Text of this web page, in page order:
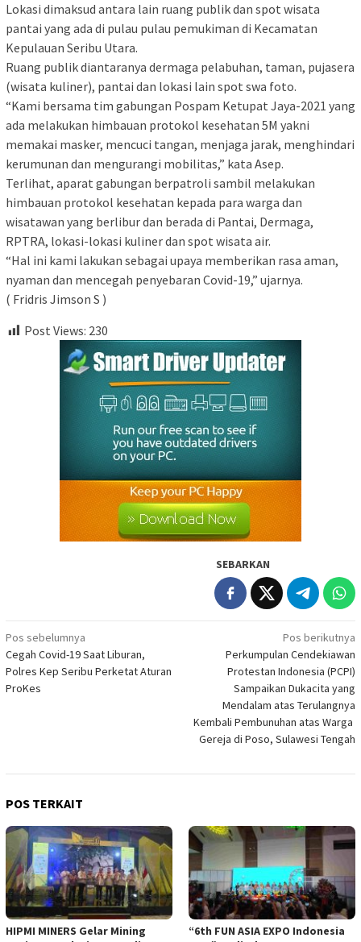
Lokasi dimaksud antara lain ruang publik dan spot wisata
pantai yang ada di pulau pulau pemukiman di Kecamatan
Kepulauan Seribu Utara.
Ruang publik diantaranya dermaga pelabuhan, taman, pujasera
(wisata kuliner), pantai dan lokasi lain spot swa foto.
“Kami bersama tim gabungan Pospam Ketupat Jaya-2021 yang
ada melakukan himbauan protokol kesehatan 5M yakni
memakai masker, mencuci tangan, menjaga jarak, menghindari
kerumunan dan mengurangi mobilitas,” kata Asep.
Terlihat, aparat gabungan berpatroli sambil melakukan
himbauan protokol kesehatan kepada para warga dan
wisatawan yang berlibur dan berada di Pantai, Dermaga,
RPTRA, lokasi-lokasi kuliner dan spot wisata air.
“Hal ini kami lakukan sebagai upaya memberikan rasa aman,
nyaman dan mencegah penyebaran Covid-19,” ujarnya.
( Fridris Jimson S )
Post Views: 230
SEBARKAN
Navigasi
pos
Pos sebelumnya
Cegah Covid-19 Saat Liburan,
Polres Kep Seribu Perketat Aturan
ProKes
Pos berikutnya
Perkumpulan Cendekiawan
Protestan Indonesia (PCPI)
Sampaikan Dukacita yang
Mendalam atas Terulangnya
Kembali Pembunuhan atas Warga
Gereja di Poso, Sulawesi Tengah
POS TERKAIT
HIPMI MINERS Gelar Mining
“6th FUN ASIA EXPO Indonesia